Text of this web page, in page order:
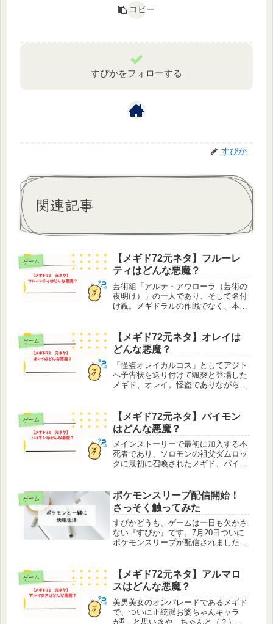
コピー
すぴかをフォローする
すぴか
関連記事
ゲーム
【メギド72元ネタ】フルーレ
ティはどんな悪魔？
芸術組「アルテ・アウローラ（芸術の
夜明け）」の一人であり、そして名付
け親。メギドラルの作戦でなく、本当
フルーレティ。中の人こと、道井さん
がメギラジ＃22で提案していた『フ
ル...
ゲーム
【メギド72元ネタ】オレイは
どんな悪魔？
「怪盗オレイカルコス」としてアジト
へ予告状を送り付けて颯爽と登場した
メギド、オレイ。怪盗でありながら
召喚時のキャッチコピーそのまま、目
立ちたがり屋サポーターです。他者に
変装...
ゲーム
【メギド72元ネタ】パイモン
はどんな悪魔？
メインストーリーで最初に加入する不
死者であり、ソロモンの祖父ダムロッ
クに最初に召喚されたメギド、パイモ
きたその姿にはグッとくるものがあり
ます。さすが「未亡人」といわれるだ
け...
ゲーム
ポケモンスリープ配信開始！
さっそく触ってみた
すぴかどうも、ゲームは一日も欠かさ
ない『すぴか』です。7月20日ついに
ポケモンスリープが配信されました！
イッターでも書いていなかったので数
日後になるかと予想し...
ゲーム
【メギド72元ネタ】アルマロ
スはどんな悪魔？
美男美女のオンパレードであるメギド
で、ついに正統派お婆ちゃんキャラ
が⁉…と思いきや、ちゃんと（？）若